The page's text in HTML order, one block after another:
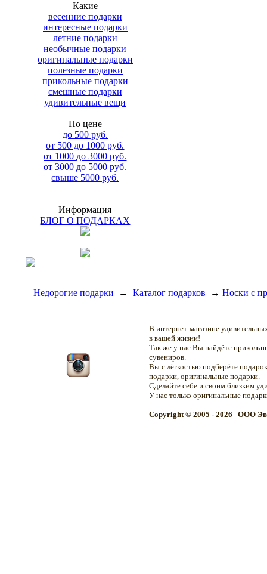
Какие
весенние подарки
интересные подарки
летние подарки
необычные подарки
оригинальные подарки
полезные подарки
прикольные подарки
смешные подарки
удивительные вещи
По цене
до 500 руб.
от 500 до 1000 руб.
от 1000 до 3000 руб.
от 3000 до 5000 руб.
свыше 5000 руб.
Информация
БЛОГ О ПОДАРКАХ
Недорогие подарки → Каталог подарков → Носки с
В интернет-магазине
в вашей жизни!
Так же у нас Вы найдёте
сувениров.
Вы с лёгкостью подберёте
подарки, оригинальные подарки.
Сделайте себе и своим близким
У нас только оригинальные
Copyright © 2005 - 2026 OOO